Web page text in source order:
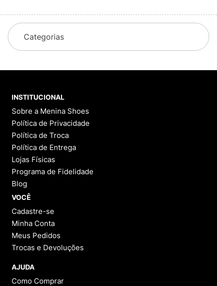
Categorias
INSTITUCIONAL
Sobre a Menina Shoes
Política de Privacidade
Política de Troca
Política de Entrega
Lojas Físicas
Programa de Fidelidade
Blog
VOCÊ
Cadastre-se
Minha Conta
Meus Pedidos
Trocas e Devoluções
AJUDA
Como Comprar